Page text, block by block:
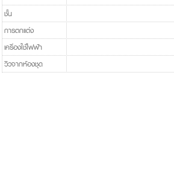
ชั้น
การตกแต่ง
เครื่องใช้ไฟฟ้า
วิวจากห้องชุด